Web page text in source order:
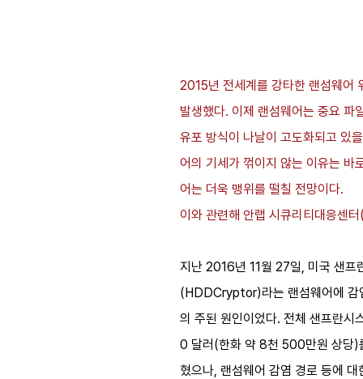
2015년 전세계를 강타한 랜섬웨어
발생했다. 이제 랜섬웨어는 중요
유포 방식이 나날이 고도화되고 있
어의 기세가 꺾이지 않는 이유는 바
어는 더욱 맹위를 떨칠 전망이다.
이와 관련해 안랩 시큐리티대응
지난 2016년 11월 27일, 미국 샌프
(HDDCryptor)라는 랜섬웨어에 감
의 주된 원인이었다. 전체 샌프란
0 달러(한화 약 8천 500만원 상당)
혔으나, 랜섬웨어 감염 경로 등에